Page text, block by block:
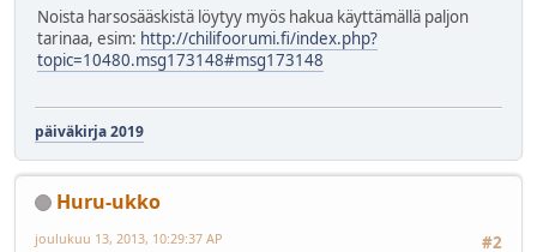
Noista harsosääskistä löytyy myös hakua käyttämällä paljon
tarinaa, esim: http://chilifoorumi.fi/index.php?
topic=10480.msg173148#msg173148
päiväkirja 2019
Huru-ukko
#2
joulukuu 13, 2013, 10:29:37 AP